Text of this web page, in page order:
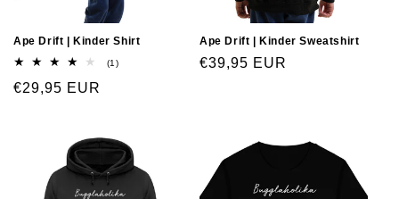
Ape Drift | Kinder Shirt
(1)
€29,95 EUR
Ape Drift | Kinder Sweatshirt
€39,95 EUR